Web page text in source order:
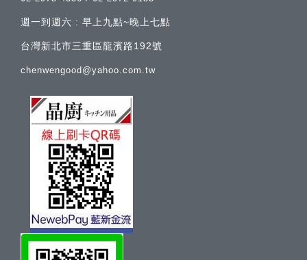
週一到週六 : 早上九點~晚上七點
台灣新北市三重區龍濱路192號
chenwengood@yahoo.com.tw